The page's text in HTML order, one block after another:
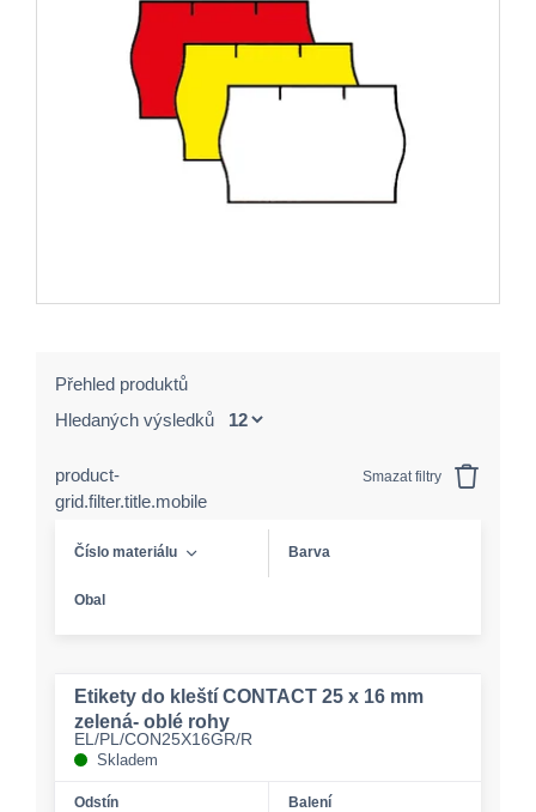
Přehled produktů
Hledaných výsledků
product-
grid.filter.title.mobile
Smazat filtry
Číslo materiálu Barva
Obal
Etikety do kleští CONTACT 25 x 16 mm
zelená- oblé rohy
EL/PL/CON25X16GR/R
Skladem
Odstín
Balení